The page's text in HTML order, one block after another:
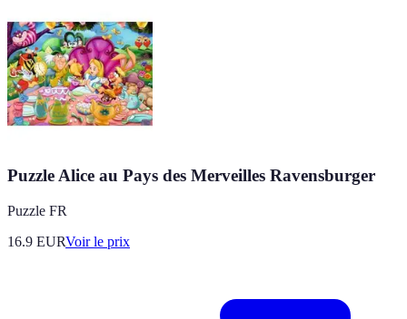
Puzzle Alice au Pays des Merveilles Ravensburger
Puzzle FR
16.9 EURVoir le prix